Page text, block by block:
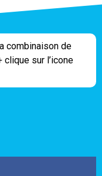
combinaison de
clique sur l’icone